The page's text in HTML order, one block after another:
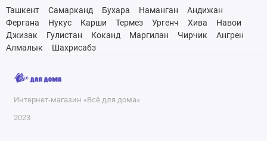
Ташкент Самарканд Бухара Наманган
Андижан
Фергана
Нукус Карши Термез Ургенч Хива
Навои
Джизак
Гулистан Коканд Маргилан Чирчик
Ангрен
Алмалык
Шахрисабз
Интернет-магазин «Всё для дома»
2023